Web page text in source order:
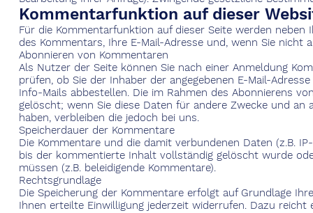
Kommentarfunktion auf dieser
Für die Kommentarfunktion auf dieser Seite werden
des Kommentars, Ihre E-Mail-Adresse und, wenn Sie
Abonnieren von Kommentaren
Als Nutzer der Seite können Sie nach einer Anmeldung
prüfen, ob Sie der Inhaber der angegebenen E-Mail-
Info-Mails abbestellen. Die im Rahmen des Abonnierens
gelöscht; wenn Sie diese Daten für andere Zwecke und
haben, verbleiben die jedoch bei uns.
Speicherdauer der Kommentare
Die Kommentare und die damit verbundenen Daten (z.B.
bis der kommentierte Inhalt vollständig gelöscht wurde
müssen (z.B. beleidigende Kommentare).
Rechtsgrundlage
Die Speicherung der Kommentare erfolgt auf Grundlage
Ihnen erteilte Einwilligung jederzeit widerrufen. Dazu